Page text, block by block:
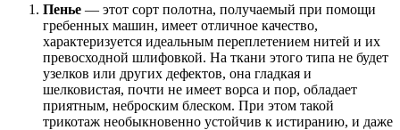
Пенье — этот сорт полотна, получаемый при помощи
гребенных машин, имеет отличное качество,
характеризуется идеальным переплетением нитей и их
превосходной шлифовкой. На ткани этого типа не будет
узелков или других дефектов, она гладкая и
шелковистая, почти не имеет ворса и пор, обладает
приятным, неброским блеском. При этом такой
трикотаж необыкновенно устойчив к истиранию, и даже